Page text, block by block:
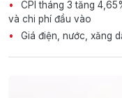
CPI tháng 3 tăng
và chi phí đầu vào
Giá điện, nước, xăng